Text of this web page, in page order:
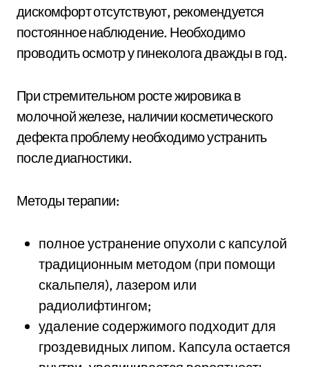
дискомфорт отсутствуют, рекомендуется
постоянное наблюдение. Необходимо
проводить осмотр у гинеколога дважды в год.
При стремительном росте жировика в
молочной железе, наличии косметического
дефекта проблему необходимо устранить
после диагностики.
Методы терапии:
полное устранение опухоли с капсулой
традиционным методом (при помощи
скальпеля), лазером или
радиолифтингом;
удаление содержимого подходит для
гроздевидных липом. Капсула остается